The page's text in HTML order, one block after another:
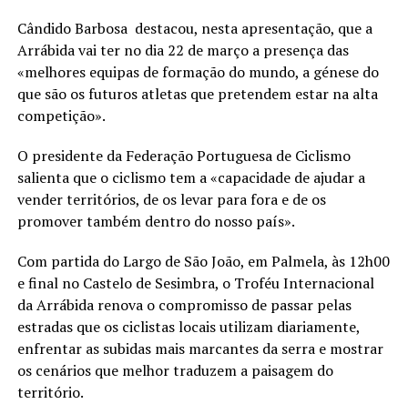
Cândido Barbosa destacou, nesta apresentação, que a
Arrábida vai ter no dia 22 de março a presença das
«melhores equipas de formação do mundo, a génese do
que são os futuros atletas que pretendem estar na alta
competição».
O presidente da Federação Portuguesa de Ciclismo
salienta que o ciclismo tem a «capacidade de ajudar a
vender territórios, de os levar para fora e de os
promover também dentro do nosso país».
Com partida do Largo de São João, em Palmela, às 12h00
e final no Castelo de Sesimbra, o Troféu Internacional
da Arrábida renova o compromisso de passar pelas
estradas que os ciclistas locais utilizam diariamente,
enfrentar as subidas mais marcantes da serra e mostrar
os cenários que melhor traduzem a paisagem do
território.